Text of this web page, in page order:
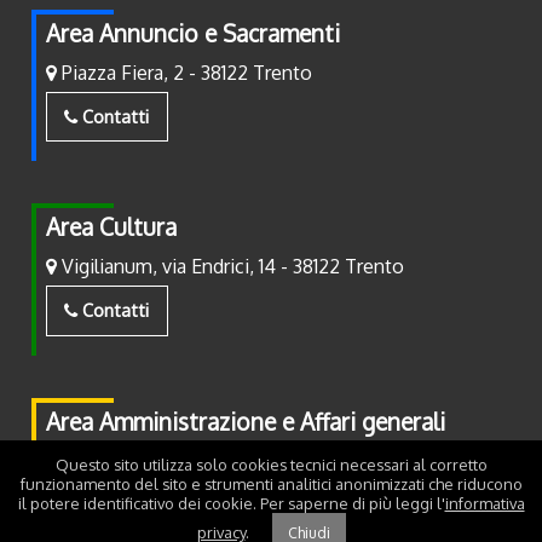
Area Annuncio e Sacramenti
Piazza Fiera, 2 - 38122 Trento
Contatti
Area Cultura
Vigilianum, via Endrici, 14 - 38122 Trento
Contatti
Area Amministrazione e Affari generali
Piazza Fiera, 2 - 38122 Trento
Contatti
Questo sito utilizza solo cookies tecnici necessari al corretto
funzionamento del sito e strumenti analitici anonimizzati che riducono
il potere identificativo dei cookie. Per saperne di più leggi l'informativa
privacy. Chiudi